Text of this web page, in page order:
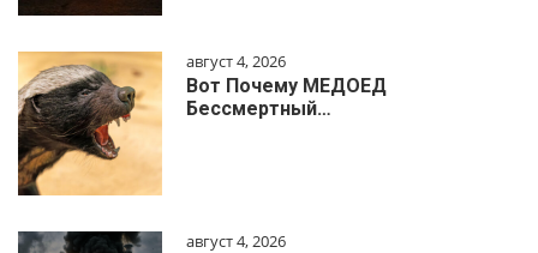
август 4, 2026
Вот Почему МЕДОЕД
Бессмертный…
август 4, 2026